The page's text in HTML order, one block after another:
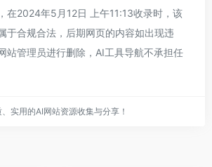
在2024年5月12日 上午11:13收录时，该
于合规合法，后期网页的内容如出现违
站管理员进行删除，AI工具导航不承担任
实用的AI网站资源收集与分享！